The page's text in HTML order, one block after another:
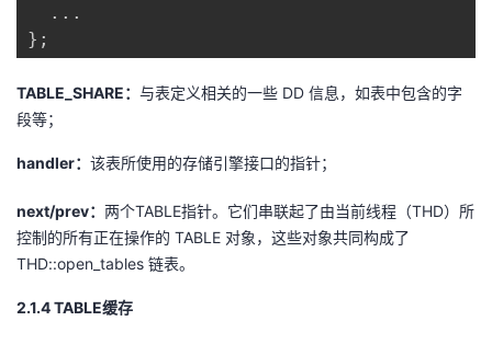
  ...
};
TABLE_SHARE： 与表定义相关的一些 DD 信息，如表中包含的字
段等；
handler： 该表所使用的存储引擎接口的指针；
next/prev： 两个TABLE指针。它们串联起了由当前线程（THD）所
控制的所有正在操作的 TABLE 对象，这些对象共同构成了
THD::open_tables 链表。
2.1.4TABLE缓存